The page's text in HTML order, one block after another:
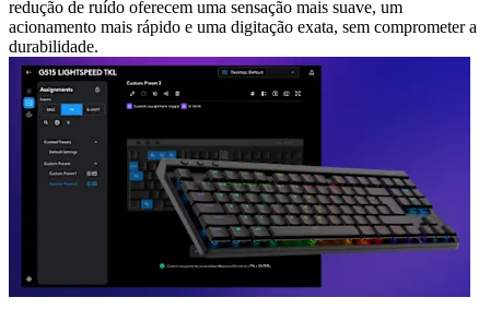
redução de ruído oferecem uma sensação mais suave, um
acionamento mais rápido e uma digitação exata, sem comprometer a
durabilidade.